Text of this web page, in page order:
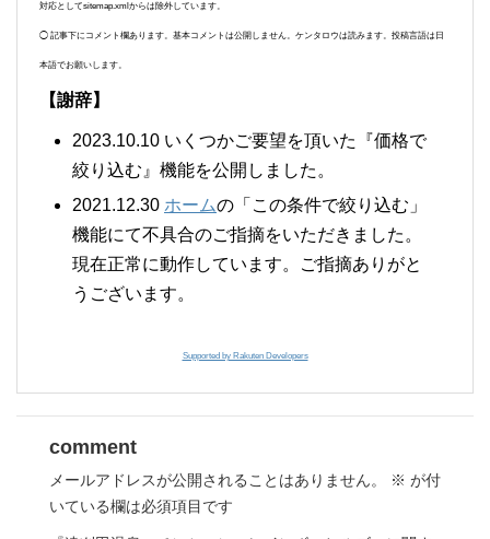
対応としてsitemap.xmlからは除外しています。
◯ 記事下にコメント欄あります。基本コメントは公開しません。ケンタロウは読みます。投稿言語は日
本語でお願いします。
【謝辞】
2023.10.10 いくつかご要望を頂いた『価格で
絞り込む』機能を公開しました。
2021.12.30 ホームの「この条件で絞り込む」
機能にて不具合のご指摘をいただきました。
現在正常に動作しています。ご指摘ありがと
うございます。
Supported by Rakuten Developers
comment
メールアドレスが公開されることはありません。 ※ が付
いている欄は必須項目です